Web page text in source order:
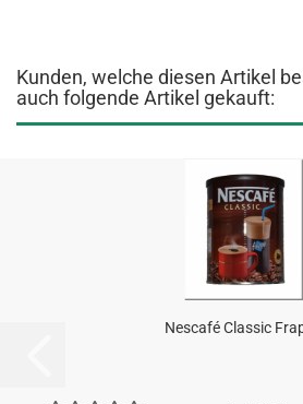
Kunden, welche diesen Artikel
auch folgende Artikel gekauft:
Nescafé Classic